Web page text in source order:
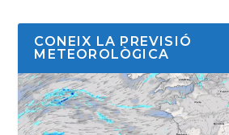
CONEIX LA PREVISIÓ
METEOROLÒGICA